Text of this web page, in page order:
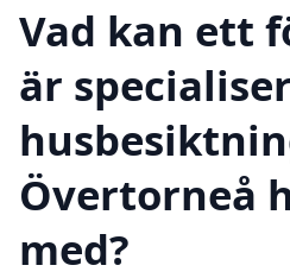
Vad kan ett
är
Övertorneå
med?